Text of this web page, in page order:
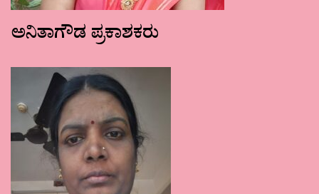
ಅನಿತಾಗೌಡ ಪ್ರಕಾಶಕರು